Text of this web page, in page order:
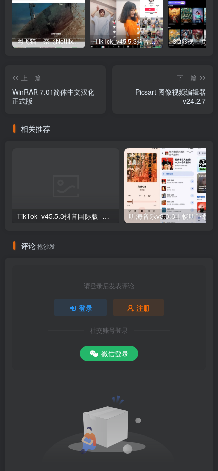
网飞猫 – 奈飞Netflix免费看 TikTok_v45.5.3抖音国际版_免拔卡解锁全球版
上一篇
WinRAR 7.01简体中文汉化
正式版
下一篇
Picsart 图像视频编辑器
v24.2.7
相关推荐
TikTok_v45.5.3抖音国际版_免拔卡解锁全球版
评论 抢沙发
请登录后发表评论
登录 注册
社交账号登录
微信登录